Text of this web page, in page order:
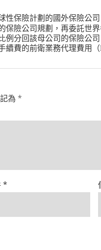
性保險計劃的國外保險公
保險公司規劃，再委託世
例分回該母公司的保險公
續費的前衛業務代理費用（
為 *
*